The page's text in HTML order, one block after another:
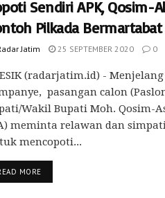
Sendiri APK, Qosim-
Pilkada Bermartabat
Jatim 25 SEPTEMBER 2020 0
(radarjatim.id) -
pasangan calon
Wakil Bupati Moh. Qosim-
meminta relawan dan
mencopoti...
MORE